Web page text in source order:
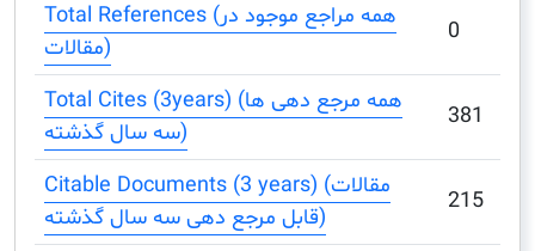
Total References (همه مراجع موجود در
Total Cites (3years) (همه مرجع دهی ها
Citable Documents (3 years) (مقالات